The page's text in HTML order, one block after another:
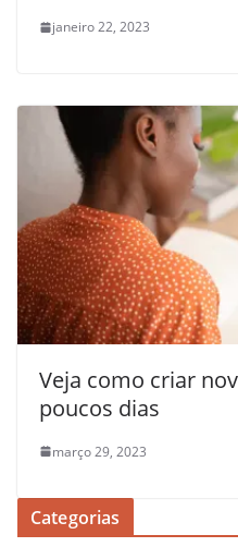
janeiro 22, 2023
Veja como criar
poucos dias
março 29, 2023
Categorias